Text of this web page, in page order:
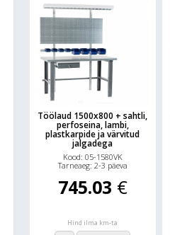
Töölaud 1500x800 + sahtli,
perfoseina, lambi,
plastkarpide ja värvitud
jalgadega
Kood: 05-1580VK
Tarneaeg: 2-3 päeva
745.03 €
Hind ilma km-ta